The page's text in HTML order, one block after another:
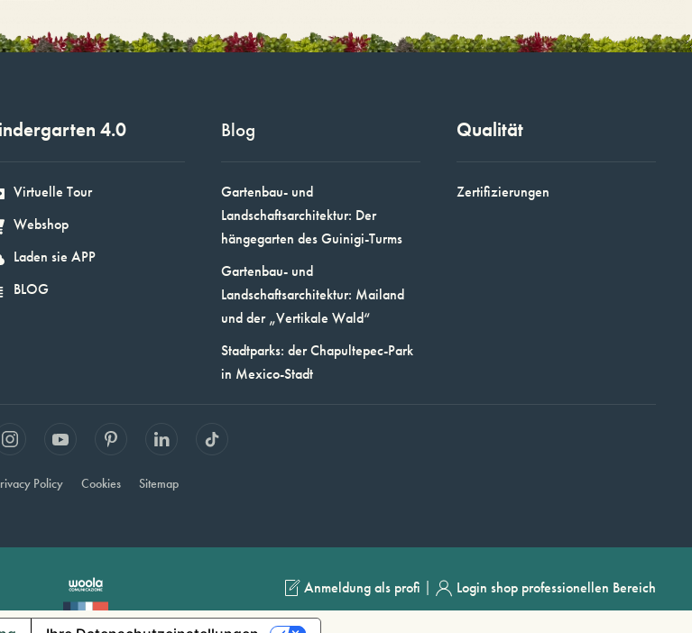
4.0
Virtuelle Tour
Webshop
Laden sie APP
BLOG
Blog
Gartenbau- und
Landschaftsarchitektur: Der
hängegarten des Guinigi-Turms
Gartenbau- und
Landschaftsarchitektur: Mailand
und der „Vertikale Wald“
Stadtparks: der Chapultepec-Park
in Mexico-Stadt
Qualität
Zertifizierungen
Policy Cookies Sitemap
Anmeldung als profi | Login shop professionellen Bereich